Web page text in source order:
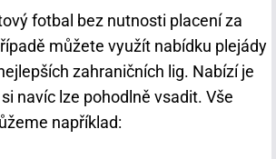
fotbal bez nutnosti placení za
můžete využít nabídku plejády
zahraničních lig. Nabízí je
navíc lze pohodlně vsadit. Vše
například: